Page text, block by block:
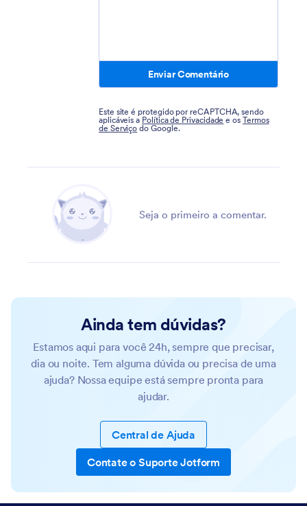
Enviar Comentário
Este site é protegido por reCAPTCHA, sendo
aplicáveis a Política de Privacidade e osTermos
de Serviço do Google.
Seja o primeiro a comentar.
Ainda tem dúvidas?
Estamos aqui para você 24h, sempre que precisar,
dia ou noite. Tem alguma dúvida ou precisa de uma
ajuda? Nossa equipe está sempre pronta para
ajudar.
Central de Ajuda
Contate o Suporte Jotform